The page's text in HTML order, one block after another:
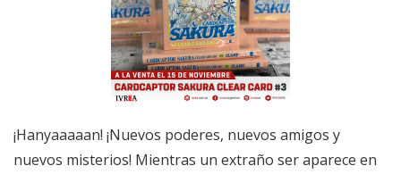
¡Hanyaaaaan! ¡Nuevos poderes, nuevos amigos y
nuevos misterios! Mientras un extraño ser aparece en